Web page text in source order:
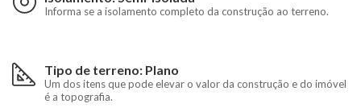
Informa se a isolamento completo da construção ao terreno.
Tipo de terreno: Plano
Um dos itens que pode elevar o valor da construção e do imóvel
é a topografia.